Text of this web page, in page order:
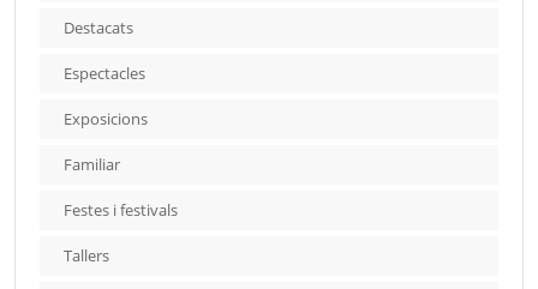
Destacats
Espectacles
Exposicions
Familiar
Festes i festivals
Tallers